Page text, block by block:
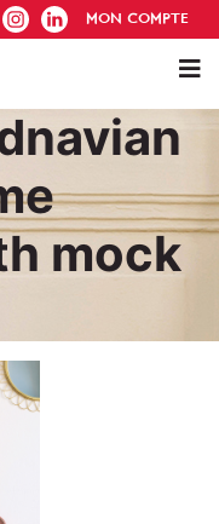
IG IN MON COMPTE
mock